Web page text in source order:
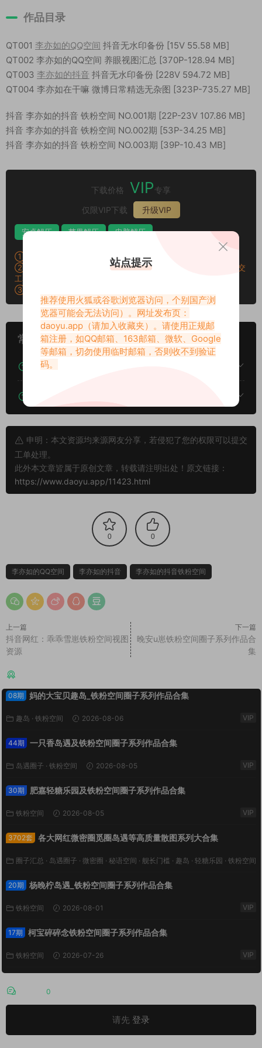
作品目录
QT001 李亦如的QQ空间 抖音无水印备份 [15V 55.58 MB]
QT002 李亦如的QQ空间 养眼视图汇总 [370P-128.94 MB]
QT003 李亦如的抖音 抖音无水印备份 [228V 594.72 MB]
QT004 李亦如在干嘛 微博日常精选无杂图 [323P-735.27 MB]
抖音 李亦如的抖音 铁粉空间 NO.001期 [22P-23V 107.86 MB]
抖音 李亦如的抖音 铁粉空间 NO.002期 [53P-34.25 MB]
抖音 李亦如的抖音 铁粉空间 NO.003期 [39P-10.43 MB]
下载价格 VIP 专享
仅限VIP下载
升级VIP
安卓解压 苹果解压 电脑解压
①：所有素材切勿外传，仅供欣赏，喜欢请支持原作者！
②：所有素材密码均已测试，遇见问题站内有教程学习，不会再提交
工单。
③：所有素材均无露点、纯绿色版本，若有需求请另寻，谢谢！
常见问题
下载后提示文件损坏、解压出错怎么办？
申明：本文资源均来源网友分享，若侵犯了您的权限可以提交
工单处理。
此外本文章皆属于原创文章，转载请注明出处！原文链接：
https://www.daoyu.app/11423.html
0 0
李亦如的QQ空间 李亦如的抖音 李亦如的抖音铁粉空间
上一篇
抖音网红：乖乖雪崽铁粉空间视图
资源
下一篇
晚安u崽铁粉空间圈子系列作品合
集
08期 妈的大宝贝趣岛_铁粉空间圈子系列作品合集
趣岛 · 铁粉空间 2026-08-06 VIP
44期 一只香岛遇及铁粉空间圈子系列作品合集
岛遇圈子 · 铁粉空间 2026-08-05 VIP
30期 肥嘉轻糖乐园及铁粉空间圈子系列作品合集
铁粉空间 2026-08-05 VIP
3702套 各大网红微密圈觅圈岛遇等高质量散图系列大合集
圈子汇总 · 岛遇圈子 · 微密圈 · 秘语空间 · 舰长门槛 · 趣岛 · 轻糖乐园 · 铁粉空间
20期
杨晚柠岛遇_铁粉空间圈子系列作品合集
铁粉空间 2026-08-01 VIP
17期 柯宝碎碎念铁粉空间圈子系列作品合集
铁粉空间 2026-07-26 VIP
0
请先 登录
站点提示
推荐使用火狐或谷歌浏览器访问，个别国产浏
览器可能会无法访问）。网址发布页：
daoyu.app （请加入收藏夹）。请使用正规邮
箱注册，如QQ邮箱、163邮箱、微软、Google
等邮箱，切勿使用临时邮箱，否则收不到验证
码。